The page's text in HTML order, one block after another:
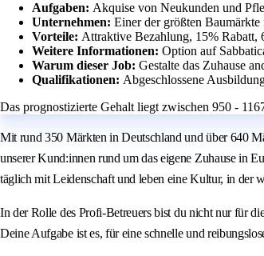
Aufgaben: Akquise von Neukunden und
Unternehmen: Einer der größten
Vorteile: Attraktive Bezahlung, 15% Rabatt,
Weitere Informationen: Option auf
Warum dieser Job: Gestalte das Zuhause
Qualifikationen: Abgeschlossene
Das prognostizierte Gehalt liegt zwischen 950 -
Mit rund 350 Märkten in Deutschland und über 640
unserer Kund:innen rund um das eigene Zuhause in
täglich mit Leidenschaft und leben eine Kultur, in der
In der Rolle des Profi-Betreuers bist du nicht nur für
Deine Aufgabe ist es, für eine schnelle und